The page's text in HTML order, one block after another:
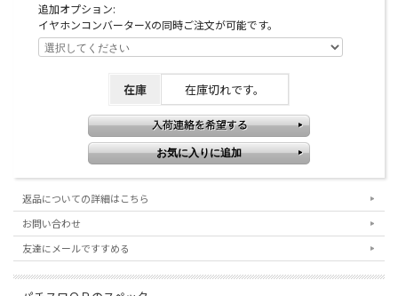
追加オプション:
イヤホンコンバーターXの同時ご注文が可能です。
在庫 在庫切れです。
返品についての詳細はこちら
お問い合わせ
友達にメールですすめる